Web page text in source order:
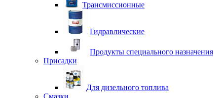
Трансмиссионные
Гидравлические
Продукты специального назначения
Присадки
Для дизельного топлива
Смазки